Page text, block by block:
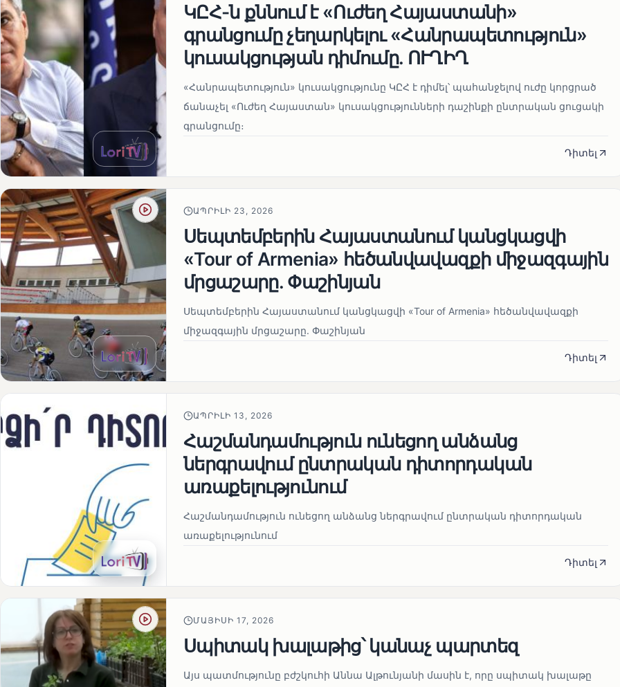
ԿԸՀ-ն քննում է «Ուժեղ Հայաստանի»
գրանցումը չեղարկելու «Հանրապետություն»
կուսակցության դիմումը. ՈՒՂԻՂ
«Հանրապետություն» կուսակցությունը ԿԸՀ է դիմել՝ պահանջելով ուժը կորցրած
ճանաչել «Ուժեղ Հայաստան» կուսակցությունների դաշինքի ընտրական ցուցակի
գրանցումը։
Դիտել
ԱՊՐԻԼԻ 23, 2026
Սեպտեմբերին Հայաստանում կանցկացվի
«Tour of Armenia» հեծանվավազքի միջազգային
մրցաշարը. Փաշինյան
Սեպտեմբերին Հայաստանում կանցկացվի «Tour of Armenia» հեծանվավազքի
միջազգային մրցաշարը. Փաշինյան
Դիտել
ԱՊՐԻԼԻ 13, 2026
Հաշմանդամություն ունեցող անձանց
ներգրավում ընտրական դիտորդական
առաքելությունում
Հաշմանդամություն ունեցող անձանց ներգրավում ընտրական դիտորդական
առաքելությունում
Դիտել
ՄԱՅԻՍԻ 17, 2026
Սպիտակ խալաթից՝ կանաչ պարտեզ
Այս պատմությունը բժշկուհի Աննա Ալթունյանի մասին է, որը սպիտակ խալաթը